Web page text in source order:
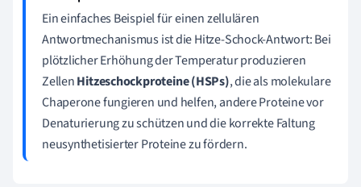
Ein einfaches Beispiel für einen zellulären
Antwortmechanismus ist die Hitze-Schock-Antwort: Bei
plötzlicher Erhöhung der Temperatur produzieren
ZellenHitzeschockproteine (HSPs), die als molekulare
Chaperone fungieren und helfen, andere Proteine vor
Denaturierung zu schützen und die korrekte Faltung
neusynthetisierter Proteine zu fördern.